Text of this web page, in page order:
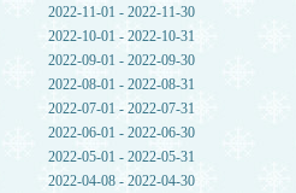
2022-11-01 - 2022-11-30
2022-10-01 - 2022-10-31
2022-09-01 - 2022-09-30
2022-08-01 - 2022-08-31
2022-07-01 - 2022-07-31
2022-06-01 - 2022-06-30
2022-05-01 - 2022-05-31
2022-04-08 - 2022-04-30